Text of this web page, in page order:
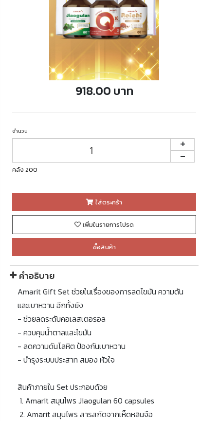
918.00 บาท
จำนวน
+
-
คลัง 200
ใส่ตระกร้า
เพิ่มในรายการโปรด
ซื้อสินค้า
คำอธิบาย
Amarit Gift Set ช่วยในเรื่องของการลดไขมัน ความดัน
และเบาหวาน อีกทั้งยัง
- ช่วยลดระดับคอเลสเตอรอล
- ควบคุมน้ำตาลและไขมัน
- ลดความดันโลหิต ป้องกันเบาหวาน
- บำรุงระบบประสาท สมอง หัวใจ
สินค้าภายใน Set ประกอบด้วย
1. Amarit สมุนไพร Jiaogulan 60 capsules
2. Amarit สมุนไพร สารสกัดจากเห็ดหลินจือ